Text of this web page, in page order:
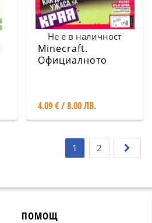
Не е в наличност
Minecraft.
Официалното
4.09 € / 8.00 ЛВ.
1 2
ПОМОЩ